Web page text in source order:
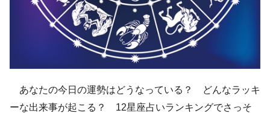
あなたの今日の運勢はどうなっている？ どんなラッキ
ーな出来事が起こる？ 12星座占いランキングでさっそ